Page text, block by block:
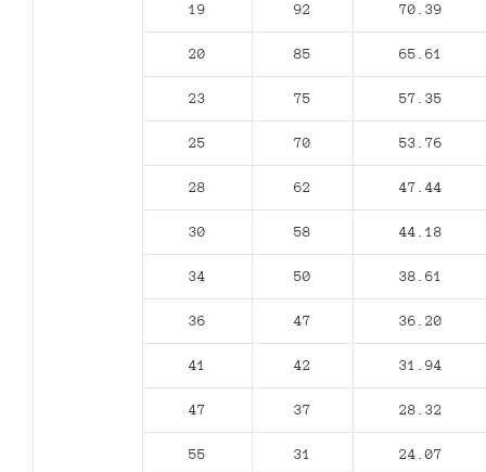
19 92 70.39
20 85 65.61
23 75 57.35
25 70 53.76
28 62 47.44
30 58 44.18
34 50 38.61
36 47 36.20
41 42 31.94
47 37 28.32
55 31 24.07